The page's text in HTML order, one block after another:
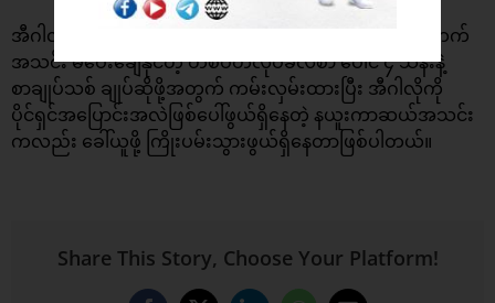
အီဂါလိုကို ရှန်ဟိုင်းရှန်ဟွာအသင်းက မန်ချက်စတာယူနိုက်တက်
အသင်း မပေးချေနိုင်တဲ့ တစ်ပတ်လုပ်ခလစာ ပေါင် ၄ သိန်းနဲ့
စာချုပ်သစ် ချုပ်ဆိုဖို့အတွက် ကမ်းလှမ်းထားပြီး အီဂါလိုကို
ပိုင်ရှင်အပြောင်းအလဲဖြစ်ပေါ်ဖွယ်ရှိနေတဲ့ နယူးကာဆယ်အသင်း
ကလည်း ခေါ်ယူဖို့ ကြိုးပမ်းသွားဖွယ်ရှိနေတာဖြစ်ပါတယ်။
Share This Story, Choose Your Platform!